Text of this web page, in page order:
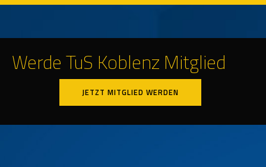
Werde TuS Koblenz Mitglied
JETZT MITGLIED WERDEN